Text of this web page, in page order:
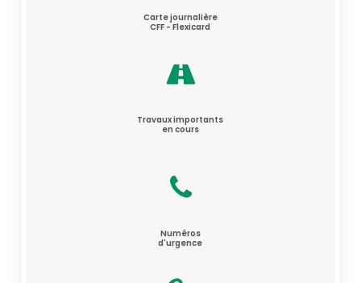
Carte journalière
CFF - Flexicard
Travaux importants
en cours
Numéros
d'urgence